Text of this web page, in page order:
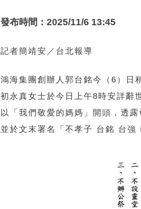
發布時間：2025/11/6 13:45
記者簡靖安／台北報導
鴻海集團創辦人郭台銘今（6）日
初永真女士於今日上午8時安詳辭
以「我們敬愛的媽媽」開頭，透
並於文末署名「不孝子 台銘 台強